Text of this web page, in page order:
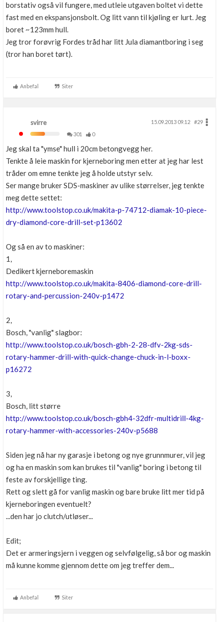
borstativ også vil fungere, med utleie utgaven boltet vi dette
fast med en ekspansjonsbolt. Og litt vann til kjøling er lurt. Jeg
boret ~123mm hull.
Jeg tror forøvrig Fordes tråd har litt Jula diamantboring i seg
(tror han boret tørt).
Anbefal Siter
svirre 15.09.2013 09.12
#29
301
0
Jeg skal ta "ymse" hull i 20cm betongvegg her.
Tenkte å leie maskin for kjerneboring men etter at jeg har lest
tråder om emne tenkte jeg å holde utstyr selv.
Ser mange bruker SDS-maskiner av ulike størrelser, jeg tenkte
meg dette settet:
http://www.toolstop.co.uk/makita-p-74712-diamak-10-piece-
dry-diamond-core-drill-set-p13602
Og så en av to maskiner:
1,
Dedikert kjerneboremaskin
http://www.toolstop.co.uk/makita-8406-diamond-core-drill-
rotary-and-percussion-240v-p1472
2,
Bosch, "vanlig" slagbor:
http://www.toolstop.co.uk/bosch-gbh-2-28-dfv-2kg-sds-
rotary-hammer-drill-with-quick-change-chuck-in-l-boxx-
p16272
3,
Bosch, litt større
http://www.toolstop.co.uk/bosch-gbh4-32dfr-multidrill-4kg-
rotary-hammer-with-accessories-240v-p5688
Siden jeg nå har ny garasje i betong og nye grunnmurer, vil jeg
og ha en maskin som kan brukes til "vanlig" boring i betong til
feste av forskjellige ting.
Rett og slett gå for vanlig maskin og bare bruke litt mer tid på
kjerneboringen eventuelt?
...den har jo clutch/utløser...
Edit;
Det er armeringsjern i veggen og selvfølgelig, så bor og maskin
må kunne komme gjennom dette om jeg treffer dem...
Anbefal Siter